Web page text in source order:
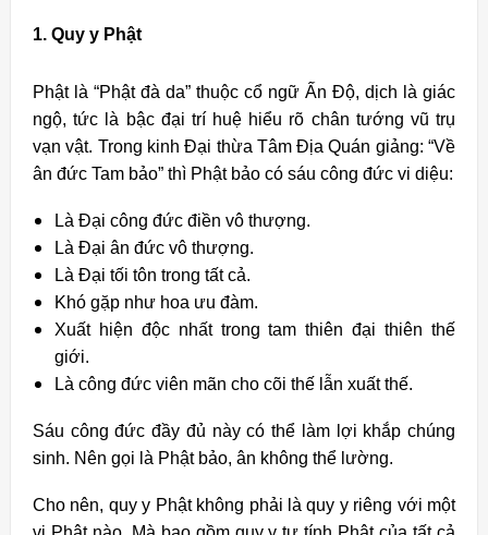
1. Quy y Phật
Phật là “Phật đà da” thuộc cổ ngữ Ấn Độ, dịch là giác
ngộ, tức là bậc đại trí huệ hiểu rõ chân tướng vũ trụ
vạn vật. Trong kinh Đại thừa Tâm Địa Quán giảng: “Về
ân đức Tam bảo” thì Phật bảo có sáu công đức vi diệu:
Là Đại công đức điền vô thượng.
Là Đại ân đức vô thượng.
Là Đại tối tôn trong tất cả.
Khó gặp như hoa ưu đàm.
Xuất hiện độc nhất trong tam thiên đại thiên thế
giới.
Là công đức viên mãn cho cõi thế lẫn xuất thế.
Sáu công đức đầy đủ này có thể làm lợi khắp chúng
sinh. Nên gọi là Phật bảo, ân không thể lường.
Cho nên, quy y Phật không phải là quy y riêng với một